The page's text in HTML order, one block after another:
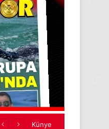
Künye